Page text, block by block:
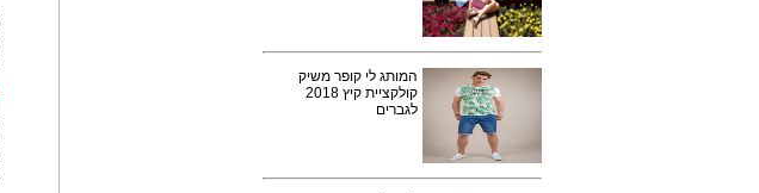
המותג לי קופר משיק
קולקציית קיץ 2018
לגברים